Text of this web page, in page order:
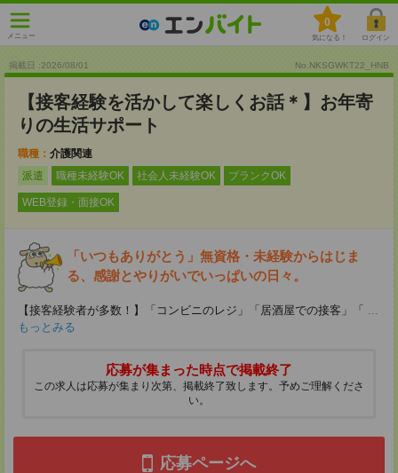
メニュー
0
気になる！ ログイン
掲載日 :2026/08/01 No.NKSGWKT22_HNB
【接客経験を活かして楽しくお話＊】お年寄
りの生活サポート
職種： 介護関連
派遣
職種未経験OK 社会人未経験OK ブランクOK
WEB登録・面接OK
「いつもありがとう」無資格・未経験からはじま
る、感謝とやりがいでいっぱいの日々。
【接客経験者が多数！】「コンビニのレジ」「居酒屋での接客」「 ...
もっとみる
応募が集まった時点で掲載終了
この求人は応募が集まり次第、掲載終了致します。予めご理解くださ
い。
応募ページへ